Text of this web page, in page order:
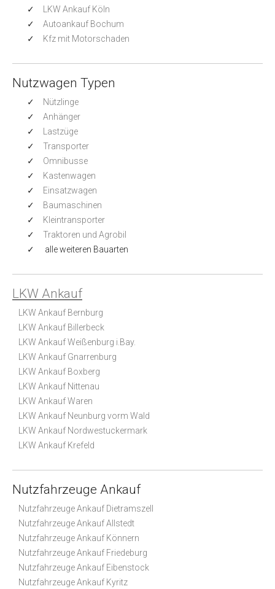
LKW Ankauf Köln
Autoankauf Bochum
Kfz mit Motorschaden
Nutzwagen Typen
Nützlinge
Anhänger
Lastzüge
Transporter
Omnibusse
Kastenwagen
Einsatzwagen
Baumaschinen
Kleintransporter
Traktoren und Agrobil
alle weiteren Bauarten
LKW Ankauf
LKW Ankauf Bernburg
LKW Ankauf Billerbeck
LKW Ankauf Weißenburg i.Bay.
LKW Ankauf Gnarrenburg
LKW Ankauf Boxberg
LKW Ankauf Nittenau
LKW Ankauf Waren
LKW Ankauf Neunburg vorm Wald
LKW Ankauf Nordwestuckermark
LKW Ankauf Krefeld
Nutzfahrzeuge Ankauf
Nutzfahrzeuge Ankauf Dietramszell
Nutzfahrzeuge Ankauf Allstedt
Nutzfahrzeuge Ankauf Könnern
Nutzfahrzeuge Ankauf Friedeburg
Nutzfahrzeuge Ankauf Eibenstock
Nutzfahrzeuge Ankauf Kyritz